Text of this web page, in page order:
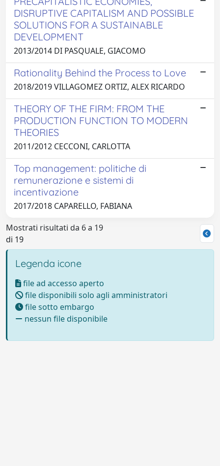
DISRUPTIVE CAPITALISM AND POSSIBLE
SOLUTIONS FOR A SUSTAINABLE
DEVELOPMENT
2013/2014 DI PASQUALE, GIACOMO
Rationality Behind the Process to Love
2018/2019 VILLAGOMEZ ORTIZ, ALEX RICARDO
THEORY OF THE FIRM: FROM THE
PRODUCTION FUNCTION TO MODERN
THEORIES
2011/2012 CECCONI, CARLOTTA
Top management: politiche di
remunerazione e sistemi di
incentivazione
2017/2018 CAPARELLO, FABIANA
Mostrati risultati da 6 a 19
di 19
Legenda icone
file ad accesso aperto
file disponibili solo agli amministratori
file sotto embargo
nessun file disponibile